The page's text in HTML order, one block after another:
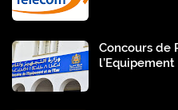
Concours de
l’Equipement